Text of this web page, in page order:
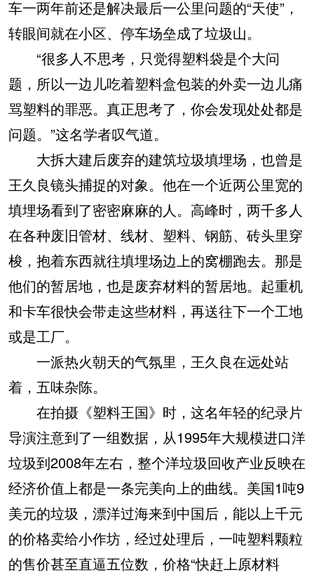
车一两年前还是解决最后一公里问题的“天使”，
转眼间就在小区、停车场垒成了垃圾山。
“很多人不思考，只觉得塑料袋是个大问
题，所以一边儿吃着塑料盒包装的外卖一边儿痛
骂塑料的罪恶。真正思考了，你会发现处处都是
问题。”这名学者叹气道。
大拆大建后废弃的建筑垃圾填埋场，也曾是
王久良镜头捕捉的对象。他在一个近两公里宽的
填埋场看到了密密麻麻的人。高峰时，两千多人
在各种废旧管材、线材、塑料、钢筋、砖头里穿
梭，抱着东西就往填埋场边上的窝棚跑去。那是
他们的暂居地，也是废弃材料的暂居地。起重机
和卡车很快会带走这些材料，再送往下一个工地
或是工厂。
一派热火朝天的气氛里，王久良在远处站
着，五味杂陈。
在拍摄《塑料王国》时，这名年轻的纪录片
导演注意到了一组数据，从1995年大规模进口洋
垃圾到2008年左右，整个洋垃圾回收产业反映在
经济价值上都是一条完美向上的曲线。美国1吨9
美元的垃圾，漂洋过海来到中国后，能以上千元
的价格卖给小作坊，经过处理后，一吨塑料颗粒
的售价甚至直逼五位数，价格“快赶上原材料